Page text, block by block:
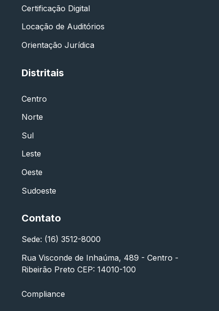
Certificação Digital
Locação de Auditórios
Orientação Jurídica
Distritais
Centro
Norte
Sul
Leste
Oeste
Sudoeste
Contato
Sede: (16) 3512-8000
Rua Visconde de Inhaúma, 489 - Centro -
Ribeirão Preto CEP: 14010-100
Compliance